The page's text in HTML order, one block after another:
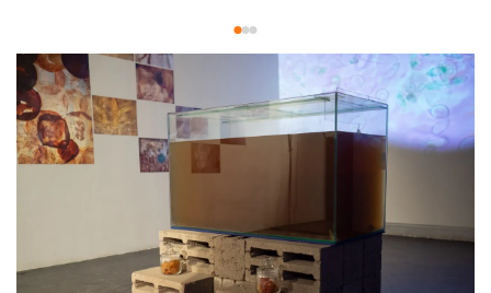
123